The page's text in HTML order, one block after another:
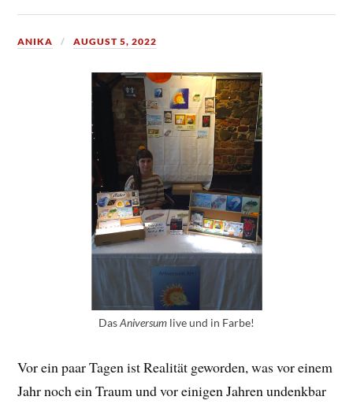
ANIKA AUGUST 5, 2022
DasAniversum live und in Farbe!
Vor ein paar Tagen ist Realität geworden, was vor einem
Jahr noch ein Traum und vor einigen Jahren undenkbar